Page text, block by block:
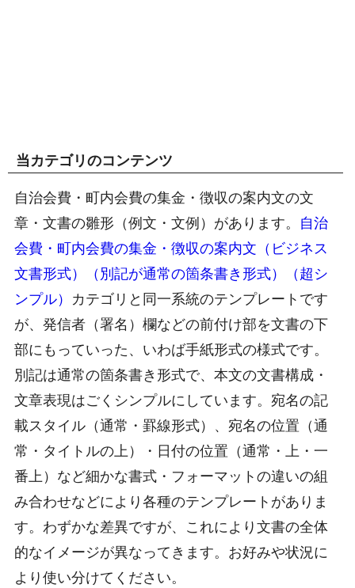
当カテゴリのコンテンツ
自治会費・町内会費の集金・徴収の案内文の文
章・文書の雛形（例文・文例）があります。 自治
会費・町内会費の集金・徴収の案内文（ビジネス
文書形式）（別記が通常の箇条書き形式）（超シ
ンプル） カテゴリと同一系統のテンプレートです
が、発信者（署名）欄などの前付け部を文書の下
部にもっていった、いわば手紙形式の様式です。
別記は通常の箇条書き形式で、本文の文書構成・
文章表現はごくシンプルにしています。宛名の記
載スタイル（通常・罫線形式）、宛名の位置（通
常・タイトルの上）・日付の位置（通常・上・一
番上）など細かな書式・フォーマットの違いの組
み合わせなどにより各種のテンプレートがありま
す。わずかな差異ですが、これにより文書の全体
的なイメージが異なってきます。お好みや状況に
より使い分けてください。